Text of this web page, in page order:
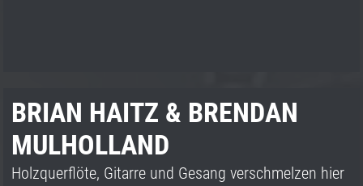
BRIAN HAITZ & BRENDAN
MULHOLLAND
Holzquerflöte, Gitarre und Gesang verschmelzen hier